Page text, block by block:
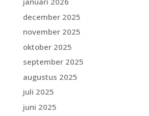
december 2025
november 2025
oktober 2025
september 2025
augustus 2025
juli 2025
juni 2025